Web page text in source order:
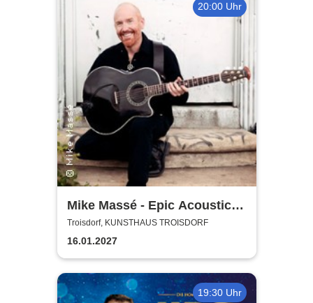
20:00 Uhr
Mike Massé - Epic Acoustic
Classic Rock in Concert
Troisdorf, KUNSTHAUS TROISDORF
16.01.2027
19:30 Uhr